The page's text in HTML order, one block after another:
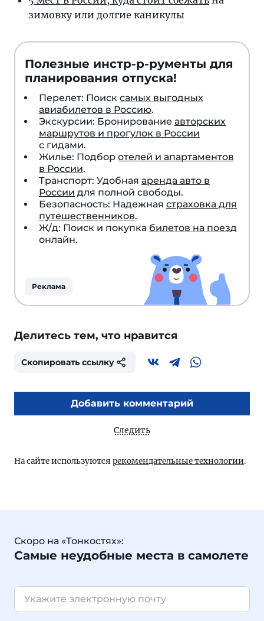
зимовку или долгие каникулы
Полезные инстр-р-рументы для
планирования отпуска!
Перелет: Поиск самых выгодных
авиабилетов в Россию.
Экскурсии: Бронирование авторских
маршрутов и прогулок в России
с гидами.
Жилье: Подбор отелей и апартаментов
в России.
Транспорт: Удобная аренда авто в
России для полной свободы.
Безопасность: Надежная страховка для
путешественников.
Ж/д: Поиск и покупка билетов на поезд
онлайн.
Реклама
Делитесь тем, что нравится
Скопировать ссылку
Добавить комментарий
Следить
На сайте используются рекомендательные технологии.
Скоро на «Тонкостях»:
Самые неудобные места в самолете